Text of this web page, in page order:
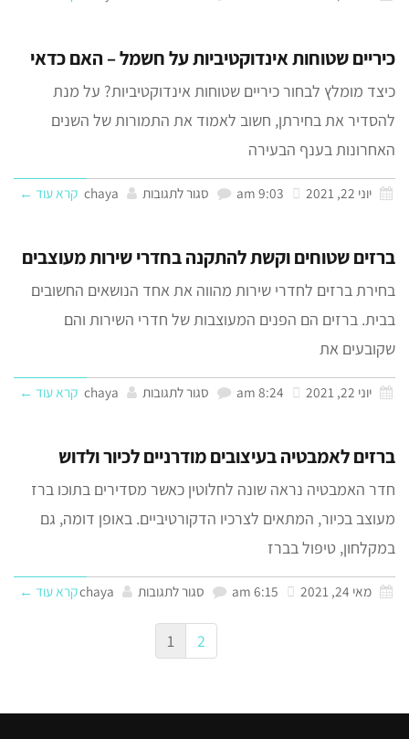
כיריים שטוחות אינדוקטיביות על חשמל – האם כדאי
כיצד מומלץ לבחור כיריים שטוחות אינדוקטיביות? על מנת
להסדיר את בחירתן, חשוב לאמוד את התמורות של השנים
האחרונות בענף הבעירה
יוני 22, 2021 סגור לתגובות chaya קרא עוד ←
ברזים שטוחים וקשת להתקנה בחדרי שירות מעוצבים
בחירת ברזים לחדרי שירות מהווה את אחד הנושאים החשובים
בבית. ברזים הם הפנים המעוצבות של חדרי השירות והם
שקובעים את
יוני 22, 2021 סגור לתגובות chaya קרא עוד ←
ברזים לאמבטיה בעיצובים מודרניים לכיור ולדוש
חדר האמבטיה נראה שונה לחלוטין כאשר מסדירים בתוכו ברז
מעוצב בכיור, המתאים לצרכיו הדקורטיביים. באופן דומה, גם
במקלחון, טיפול בברז
מאי 24, 2021 סגור לתגובות chayaקרא עוד ←
1 2